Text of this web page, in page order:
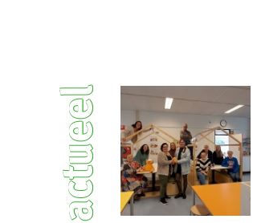
actueel